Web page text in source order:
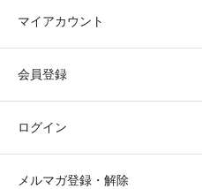
マイアカウント
会員登録
ログイン
メルマガ登録・解除